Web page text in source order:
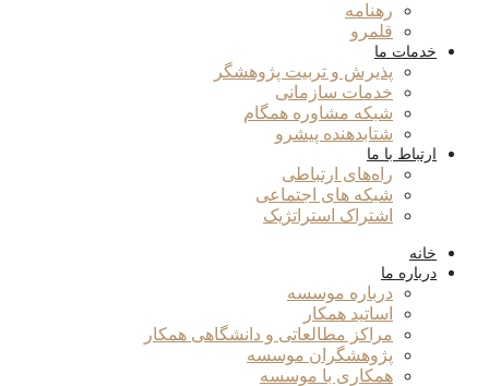
رهنامه
قلمرو
خدمات ما
پذیرش و تربیت پژوهشگر
خدمات سازمانی
شبکه مشاوره همگام
شتابدهنده پیشرو
ارتباط با ما
راه‌های ارتباطی
شبکه های اجتماعی
اشتراک استراتژیک
خانه
درباره ما
درباره موسسه
اساتید همکار
مراکز مطالعاتی و دانشگاهی همکار
پژوهشگران موسسه
همکاری با موسسه